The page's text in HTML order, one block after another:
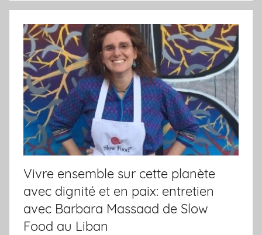
Vivre ensemble sur cette planète
avec dignité et en paix: entretien
avec Barbara Massaad de Slow
Food au Liban